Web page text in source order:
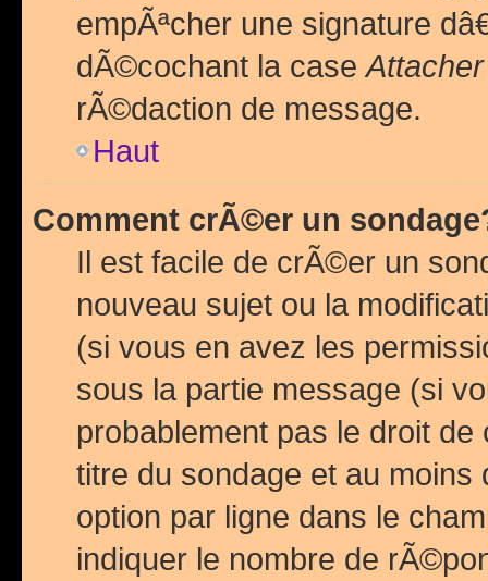
empÃªcher une signature
dÃ©cochant la case
rÃ©daction de message.
Haut
Comment crÃ©er un
Il est facile de crÃ©er un
nouveau sujet ou la
(si vous en avez les
sous la partie message (si
probablement pas le droit
titre du sondage et au
option par ligne dans le
indiquer le nombre de